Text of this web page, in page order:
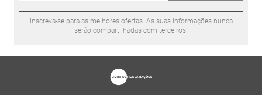
Inscreva-se para as melhores ofertas. As suas informações nunca
serão compartilhadas com terceiros.